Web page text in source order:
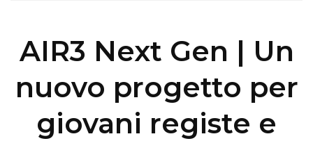
AIR3 Next Gen | Un
nuovo progetto per
giovani registe e